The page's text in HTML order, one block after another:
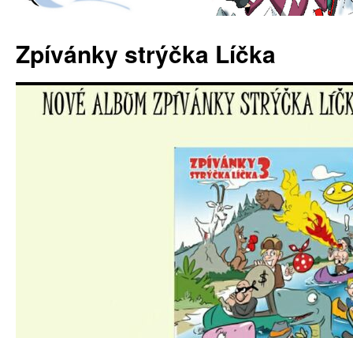
Zpívánky strýčka Líčka